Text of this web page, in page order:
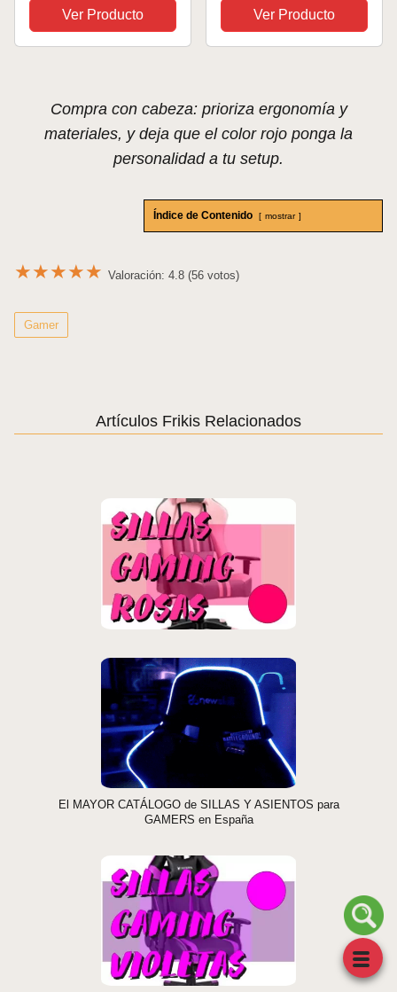
Ver Producto
Silla Ordenador
ergonómica Inclinación
y Altura Ajustable
Ver Producto
Compra con cabeza: prioriza ergonomía y
materiales, y deja que el color rojo ponga la
personalidad a tu setup.
Índice de Contenido mostrar
★★★★★ Valoración: 4.8 (56 votos)
Gamer
Artículos Frikis Relacionados
El MAYOR CATÁLOGO de SILLAS Y ASIENTOS para
GAMERS en España